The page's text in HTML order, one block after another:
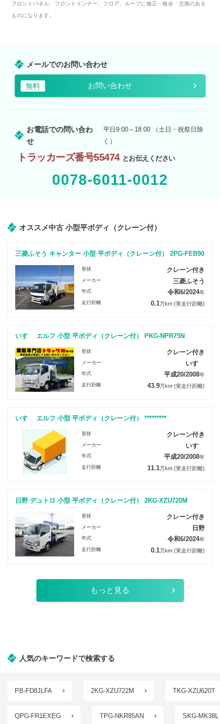
フロントパネル、フロントインナー、フロア、ルーフに修正・板金・交換のある
ものになります。
メールでのお問い合わせ
無料 お問い合わせ
お電話での問い合わ
せ
平日9:00～18:00 （土日・祝祭日除
く）
トラッカーズ番号55474 とお伝えください
0078-6011-0012
オススメ中古 小型平ボディ（クレーン付）
三菱ふそう キャンター 小型 平ボディ（クレーン付） 2PG-FEB90
形状 クレーン付き
メーカー 三菱ふそう
年式 令和6/2024年
走行距離 0.1万km (実走行距離)
いすゞ エルフ 小型 平ボディ（クレーン付） PKG-NPR75N
形状 クレーン付き
メーカー いすゞ
年式 平成20/2008年
走行距離 43.9万km (実走行距離)
いすゞ エルフ 小型 平ボディ（クレーン付） *********
形状 クレーン付き
メーカー いすゞ
年式 平成20/2008年
走行距離 11.1万km (実走行距離)
日野 デュトロ 小型 平ボディ（クレーン付） 2KG-XZU720M
形状 クレーン付き
メーカー 日野
年式 令和6/2024年
走行距離 0.1万km (実走行距離)
もっと見る
人気のキーワードで検索する
PB-FD8JLFA 2KG-XZU722M TKG-XZU620T
QPG-FR1EXEG TPG-NKR85AN SKG-MK38L